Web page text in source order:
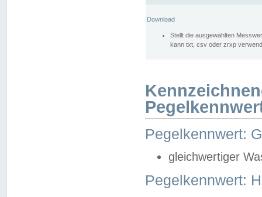
Download
Stellt die ausgewählten
kann txt, csv oder zrxp
Pegelkennwert:
gleichwertiger
Pegelkennwert: